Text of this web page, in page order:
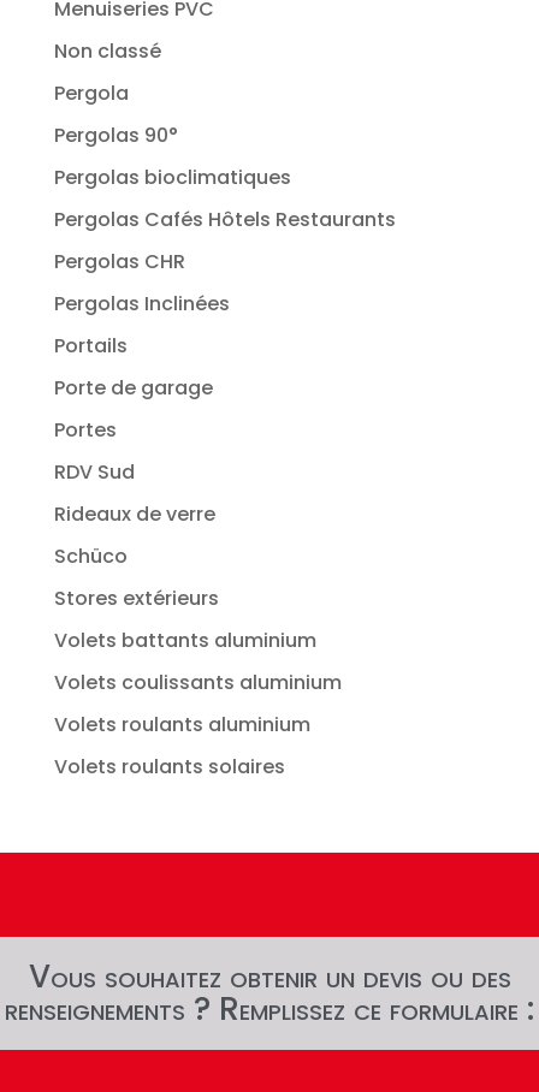
Menuiseries PVC
Non classé
Pergola
Pergolas 90°
Pergolas bioclimatiques
Pergolas Cafés Hôtels Restaurants
Pergolas CHR
Pergolas Inclinées
Portails
Porte de garage
Portes
RDV Sud
Rideaux de verre
Schüco
Stores extérieurs
Volets battants aluminium
Volets coulissants aluminium
Volets roulants aluminium
Volets roulants solaires
Vous souhaitez obtenir un devis ou des
renseignements ? Remplissez ce formulaire :